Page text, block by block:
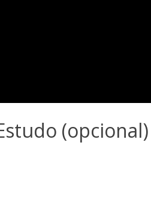
(opcional)